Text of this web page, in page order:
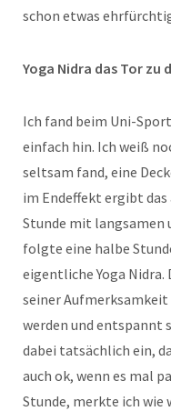
schon etwas
Yoga Nidra das Tor zu
Ich fand beim Uni-
einfach hin. Ich weiß
seltsam fand, eine
im Endeffekt ergibt
Stunde mit langsamen
folgte eine halbe
eigentliche Yoga
seiner
werden und entspannt
dabei tatsächlich ein,
auch ok, wenn es mal
Stunde, merkte ich wie